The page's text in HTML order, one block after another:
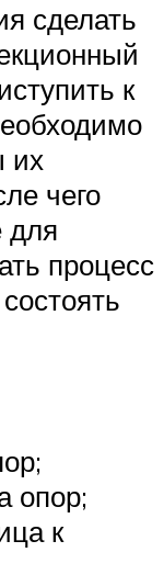
сделать
к
их
чего
для
процесс
опор;
к